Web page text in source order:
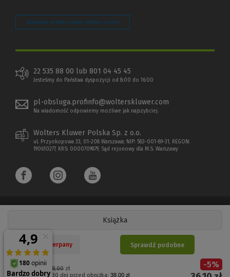
Książka
Cena regularna: 38,00zł
Najniższa cena z 30 dni przed obniżką:38,00 zł
-5%
Nakład wyczerpany Sprawdź podobne
Zarządzaj preferencjami plików cookie
22 535 88 00 lub 801 04 45 45
Jesteśmy do Państwa dyspozycji od 8:00 do 16:00
pl-obsluga.profinfo@wolterskluwer.com
Na wiadomość odpowiemy możliwe jak najszybciej.
Wolters Kluwer Polska Sp. z o.o.
ul. Przyokopowa 33, 01-208 Warszawa; NIP: 583-001-89-31, REGON:
190610277, KRS: 0000709879, Sąd rejonowy dla M.S. Warszawy
Copyright 1997 - 2026 Wolters Kluwer Polska Sp. z o.o.
Płatności elektroniczne
(Nowe
(Link